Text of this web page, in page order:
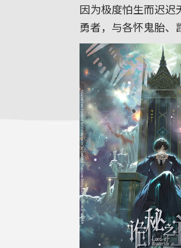
因为极度怕生而迟迟
勇者，与各怀鬼胎、